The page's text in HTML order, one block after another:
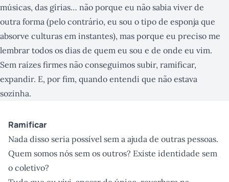
músicas, das gírias… não porque eu não sabia viver de
outra forma (pelo contrário, eu sou o tipo de esponja que
absorve culturas em instantes), mas porque eu preciso me
lembrar todos os dias de quem eu sou e de onde eu vim.
Sem raízes firmes não conseguimos subir, ramificar,
expandir. E, por fim, quando entendi que não estava
sozinha.
Ramificar
Nada disso seria possível sem a ajuda de outras pessoas.
Quem somos nós sem os outros? Existe identidade sem
o coletivo?